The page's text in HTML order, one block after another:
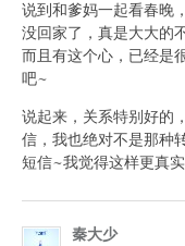
说到和爹妈一起看春晚
没回家了，真是大大的
而且有这个心，已经是
吧~
说起来，关系特别好的
信，我也绝对不是那种
短信~我觉得这样更真实
秦大少